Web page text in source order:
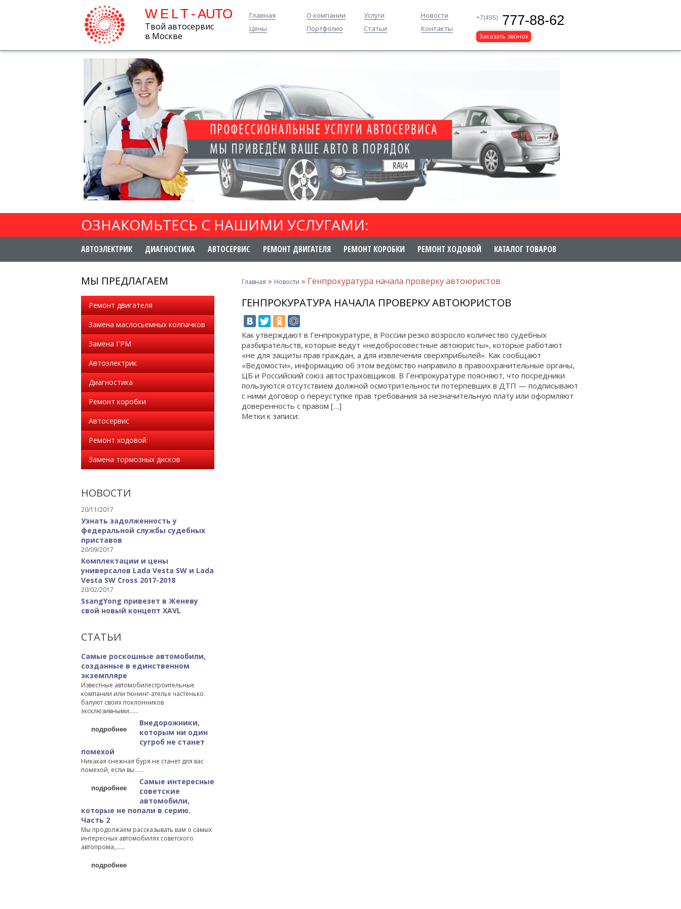
W E L T - AUTO
Твой автосервис
в Москве
Главная О компании Услуги
Новости
Цены
Портфолио Статьи Контакты
+7(495) 777-88-62
Заказать звонок
ОЗНАКОМЬТЕСЬ С НАШИМИ УСЛУГАМИ:
АВТОЭЛЕКТРИК ДИАГНОСТИКА АВТОСЕРВИС РЕМОНТ ДВИГАТЕЛЯ РЕМОНТ КОРОБКИ РЕМОНТ ХОДОВОЙ КАТАЛОГ ТОВАРОВ
МЫ ПРЕДЛАГАЕМ
Ремонт двигателя
Замена маслосьемных колпачков
Замена ГРМ
Автоэлектрик
Диагностика
Ремонт коробки
Автосервис
Ремонт ходовой
Замена тормозных дисков
НОВОСТИ
20/11/2017
Узнать задолженность у
федеральной службы судебных
приставов
20/09/2017
Комплектации и цены
универсалов Lada Vesta SW и Lada
Vesta SW Cross 2017-2018
20/02/2017
SsangYong привезет в Женеву
свой новый концепт XAVL
СТАТЬИ
Самые роскошные автомобили,
созданные в единственном
экземпляре
Известные автомобилестроительные
компании или тюнинг-ателье частенько
балуют своих поклонников
эксклюзивными…...
подробнее
Внедорожники,
которым ни один
сугроб не станет
помехой
Никакая снежная буря не станет для вас
помехой, если вы…...
подробнее
Самые интересные
советские
автомобили,
которые не попали в серию.
Часть 2
Мы продолжаем рассказывать вам о самых
интересных автомобилях советского
автопрома,…...
подробнее
Главная » Новости » Генпрокуратура начала проверку автоюристов
ГЕНПРОКУРАТУРА НАЧАЛА ПРОВЕРКУ АВТОЮРИСТОВ
Как утверждают в Генпрокуратуре, в России резко возросло количество судебных
разбирательств, которые ведут «недобросовестные автоюристы», которые работают
«не для защиты прав граждан, а для извлечения сверхприбылей». Как сообщают
«Ведомости», информацию об этом ведомство направило в правоохранительные органы,
ЦБ и Российский союз автостраховщиков. В Генпрокуратуре поясняют, что посредники
пользуются отсутствием должной осмотрительности потерпевших в ДТП — подписывают
с ними договор о переуступке прав требования за незначительную плату или оформляют
доверенность с правом […]
Метки к записи: